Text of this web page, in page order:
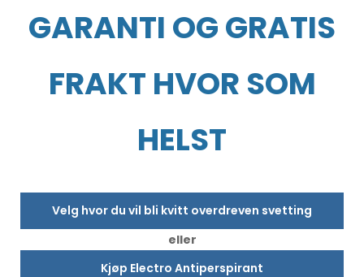
GARANTI OG GRATIS
FRAKT HVOR SOM
HELST
Velg hvor du vil bli kvitt overdreven svetting
eller
Kjøp Electro Antiperspirant